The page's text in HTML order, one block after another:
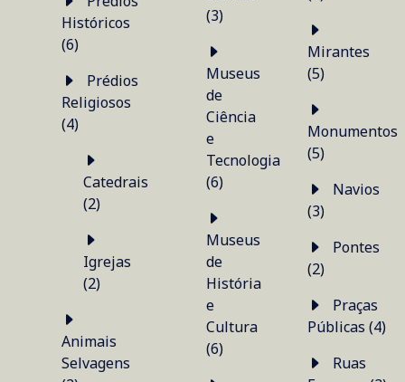
Históricos
(6)
Religiosos
(4)
Catedrais
(2)
Igrejas
(2)
Animais
Selvagens
(3)
Museus
de
Ciência
e
Tecnologia
(6)
Museus
de
História
e
Cultura
(6)
Mirantes
(5)
Monumentos
(5)
(3)
(2)
Públicas (4)